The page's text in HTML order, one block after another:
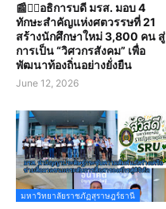
📰✍🏻อธิการบดี มรส. มอบ 4
ทักษะสำคัญแห่งศตวรรษที่ 21
สร้างนักศึกษาใหม่ 3,800 คน สู่
การเป็น “วิศวกรสังคม” เพื่อ
พัฒนาท้องถิ่นอย่างยั่งยืน
June 12, 2026
มหาวิทยาลัยราชภัฏสุราษฎร์ธานี